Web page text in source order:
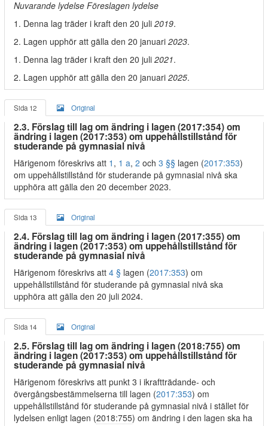
Nuvarande lydelse Föreslagen lydelse
1. Denna lag träder i kraft den 20 juli 2019.
2. Lagen upphör att gälla den 20 januari 2023.
1. Denna lag träder i kraft den 20 juli 2021.
2. Lagen upphör att gälla den 20 januari 2025.
Sida 12 Original
2.3. Förslag till lag om ändring i lagen (2017:354) om
ändring i lagen (2017:353) om uppehållstillstånd för
studerande på gymnasial nivå
Härigenom föreskrivs att 1 , 1 a, 2 och 3 §§ lagen (2017:353)
om uppehållstillstånd för studerande på gymnasial nivå ska
upphöra att gälla den 20 december 2023.
Sida 13 Original
2.4. Förslag till lag om ändring i lagen (2017:355) om
ändring i lagen (2017:353) om uppehållstillstånd för
studerande på gymnasial nivå
Härigenom föreskrivs att 4 § lagen (2017:353) om
uppehållstillstånd för studerande på gymnasial nivå ska
upphöra att gälla den 20 juli 2024.
Sida 14 Original
2.5. Förslag till lag om ändring i lagen (2018:755) om
ändring i lagen (2017:353) om uppehållstillstånd för
studerande på gymnasial nivå
Härigenom föreskrivs att punkt 3 i ikraftträdande- och
övergångsbestämmelserna till lagen (2017:353) om
uppehållstillstånd för studerande på gymnasial nivå i stället för
lydelsen enligt lagen (2018:755) om ändring i den lagen ska ha